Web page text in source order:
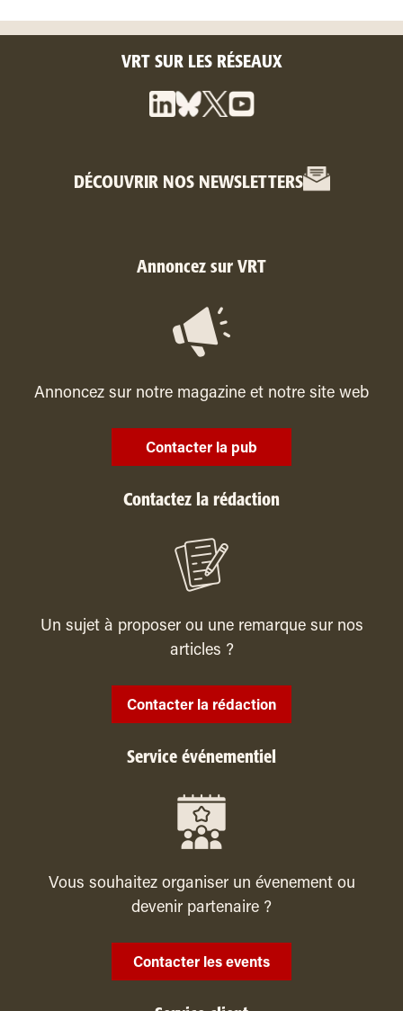
VRT SUR LES RÉSEAUX
DÉCOUVRIR NOS NEWSLETTERS
Annoncez sur VRT
Annoncez sur notre magazine et notre site web
Contacter la pub
Contactez la rédaction
Un sujet à proposer ou une remarque sur nos
articles ?
Contacter la rédaction
Service événementiel
Vous souhaitez organiser un évenement ou
devenir partenaire ?
Contacter les events